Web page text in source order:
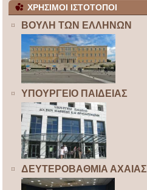
ΧΡΗΣΙΜΟΙ ΙΣΤΟΤΟΠΟΙ
ΒΟΥΛΗ ΤΩΝ ΕΛΛΗΝΩΝ
ΥΠΟΥΡΓΕΙΟ ΠΑΙΔΕΙΑΣ
ΔΕΥΤΕΡΟΒΑΘΜΙΑ ΑΧΑΙΑΣ